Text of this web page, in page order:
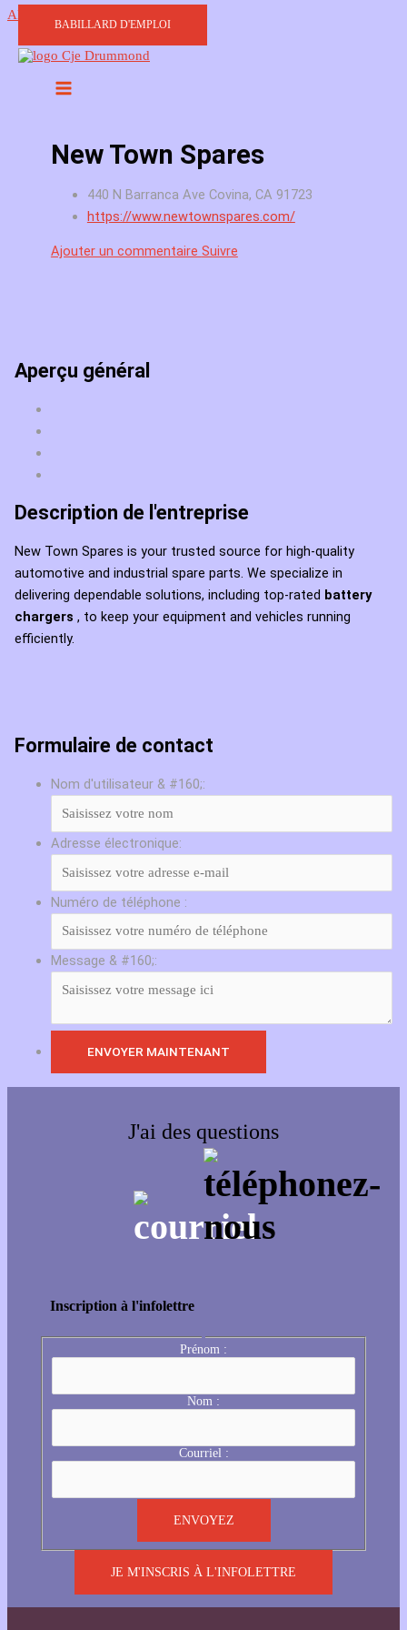
Aller au contenu
BABILLARD D'EMPLOI
New Town Spares
440 N Barranca Ave Covina, CA 91723
https://www.newtownspares.com/
Ajouter un commentaire Suivre
Aperçu général
Description de l'entreprise
New Town Spares is your trusted source for high-quality
automotive and industrial spare parts. We specialize in
delivering dependable solutions, including top-rated battery
chargers , to keep your equipment and vehicles running
efficiently.
Formulaire de contact
Nom d'utilisateur & #160;:
Adresse électronique:
Numéro de téléphone :
Message & #160;:
J'ai des questions
Inscription à l'infolettre
Prénom :
Nom :
Courriel :
JE M'INSCRIS À L'INFOLETTRE